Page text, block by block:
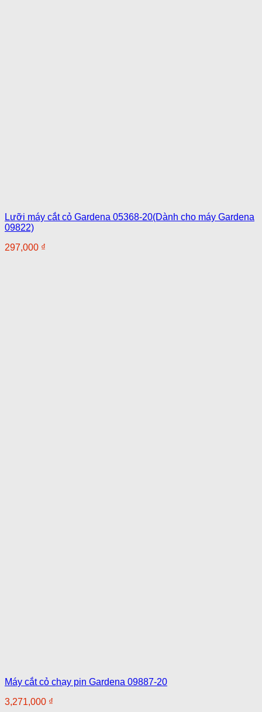
Lưỡi máy cắt cỏ Gardena 05368-20(Dành cho máy Gardena
09822)
297,000 ₫
Máy cắt cỏ chạy pin Gardena 09887-20
3,271,000 ₫